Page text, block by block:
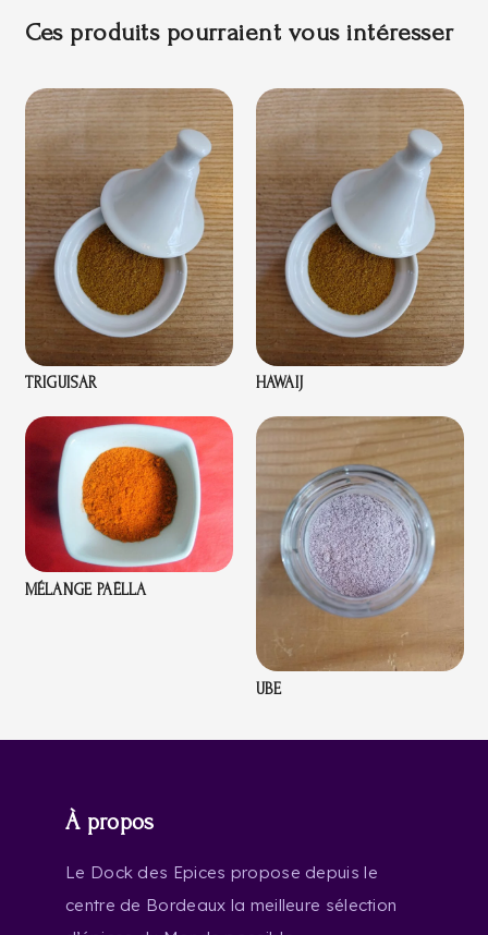
Ces produits pourraient vous intéresser
TRIGUISAR HAWAIJ
MÉLANGE PAËLLA
UBE
À propos
Le Dock des Epices propose depuis le
centre de Bordeaux la meilleure sélection